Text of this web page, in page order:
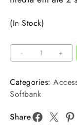
(In Stock)
- +
Categories:
Softbank
Share